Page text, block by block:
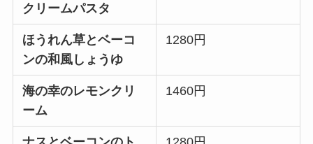
クリームパスタ
ほうれん草とベーコ
ンの和風しょうゆ
1280円
海の幸のレモンクリ
ーム
1460円